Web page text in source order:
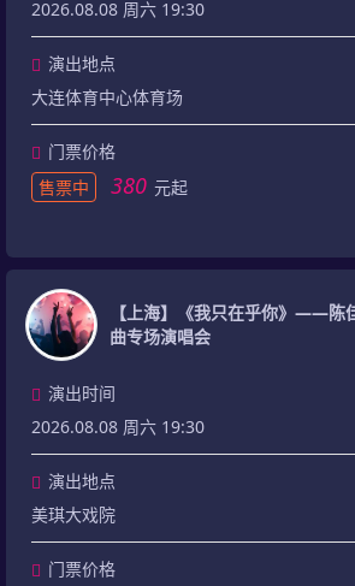
2026.08.08 周六 19:30
演出地点
大连体育中心体育场
门票价格
售票中
380 元起
【上海】《我只在乎你》——陈
曲专场演唱会
演出时间
2026.08.08 周六 19:30
演出地点
美琪大戏院
门票价格